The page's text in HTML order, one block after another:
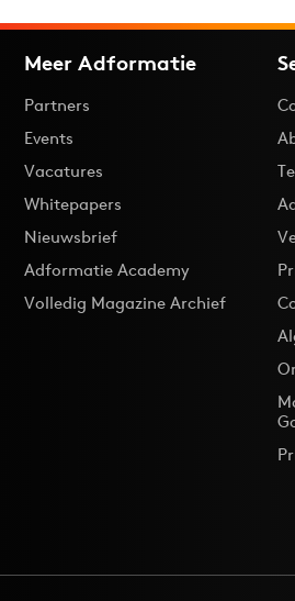
Meer Adformatie
Partners
Events
Vacatures
Whitepapers
Nieuwsbrief
Adformatie Academy
Volledig Magazine Archief